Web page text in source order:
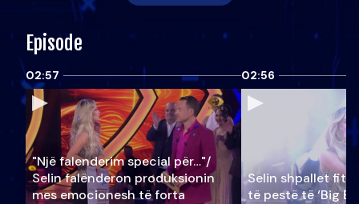
Episode
02:57
"Një falenderim special për…"/
Selin falënderon produksionin
mes emocionesh të forta
02:56
Selin shpallet
të pestë të ‘Big